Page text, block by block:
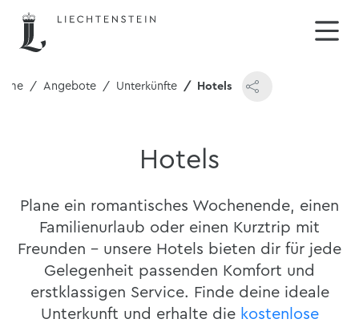
Angebote Unterkünfte Hotels
Hotels
Plane ein romantisches Wochenende, einen
Familienurlaub oder einen Kurztrip mit
Freunden – unsere Hotels bieten dir für jede
Gelegenheit passenden Komfort und
erstklassigen Service. Finde deine ideale
Unterkunft und erhalte die kostenlose